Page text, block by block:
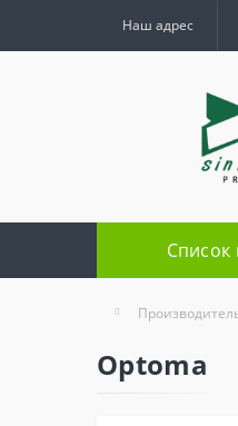
Наш адрес
Список
Optoma